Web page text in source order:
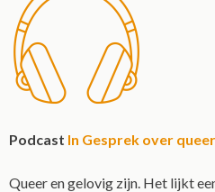
Podcast In Gesprek over
Queer en gelovig zijn. Het lijkt